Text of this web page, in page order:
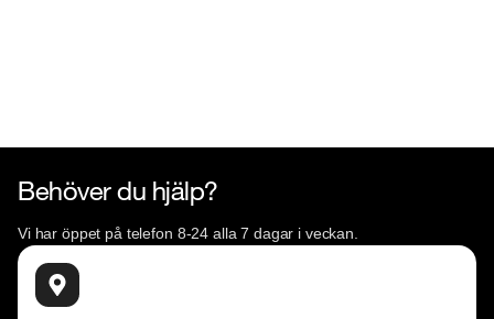
Behöver du hjälp?
Vi har öppet på telefon 8-24 alla 7 dagar i veckan.